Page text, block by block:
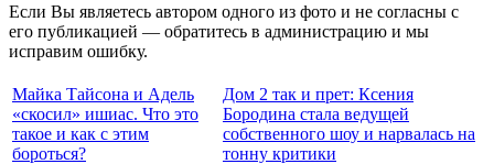
Если Вы являетесь автором одного из фото и не согласны с
его публикацией — обратитесь в администрацию и мы
исправим ошибку.
Майка Тайсона и Адель
«скосил» ишиас. Что это
такое и как с этим
бороться?
Дом 2 так и прет: Ксения
Бородина стала ведущей
собственного шоу и нарвалась на
тонну критики